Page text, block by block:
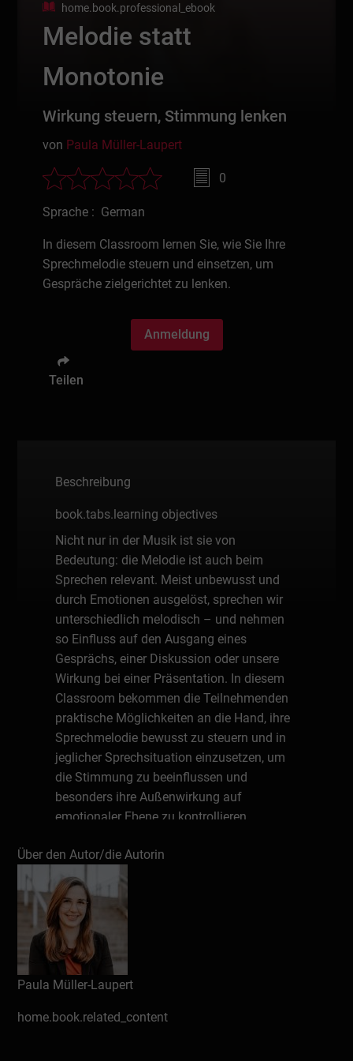
home.book.professional_ebook
Melodie statt
Monotonie
Wirkung steuern, Stimmung lenken
von Paula Müller-Laupert
0
Sprache : German
In diesem Classroom lernen Sie, wie Sie Ihre
Sprechmelodie steuern und einsetzen, um
Gespräche zielgerichtet zu lenken.
Anmeldung
Teilen
Beschreibung
book.tabs.learning objectives
Nicht nur in der Musik ist sie von
Bedeutung: die Melodie ist auch beim
Sprechen relevant. Meist unbewusst und
durch Emotionen ausgelöst, sprechen wir
unterschiedlich melodisch – und nehmen
so Einfluss auf den Ausgang eines
Gesprächs, einer Diskussion oder unsere
Wirkung bei einer Präsentation. In diesem
Classroom bekommen die Teilnehmenden
praktische Möglichkeiten an die Hand, ihre
Sprechmelodie bewusst zu steuern und in
jeglicher Sprechsituation einzusetzen, um
die Stimmung zu beeinflussen und
besonders ihre Außenwirkung auf
emotionaler Ebene zu kontrollieren.
Über die Expertin
Paula Müller-Laupert ist selbstständige
Stimm- und Sprechtrainerin und hat sich
mit „Stimmfluencer.de“ auf die Arbeit mit
beruflich sprechenden Menschen im online
und offline Bereich spezialisiert. Als
staatlich geprüfte Atem-, Sprech- und
aus dem Bereich der Therapie von Sprach-,
Über den Autor/die Autorin
Paula Müller-Laupert
home.book.related_content